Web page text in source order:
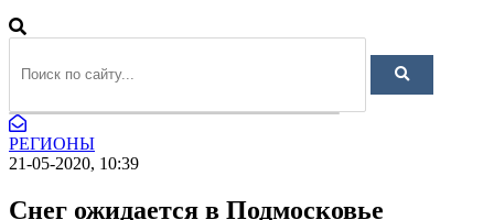
РЕГИОНЫ
21-05-2020, 10:39
Снег ожидается в Подмосковье